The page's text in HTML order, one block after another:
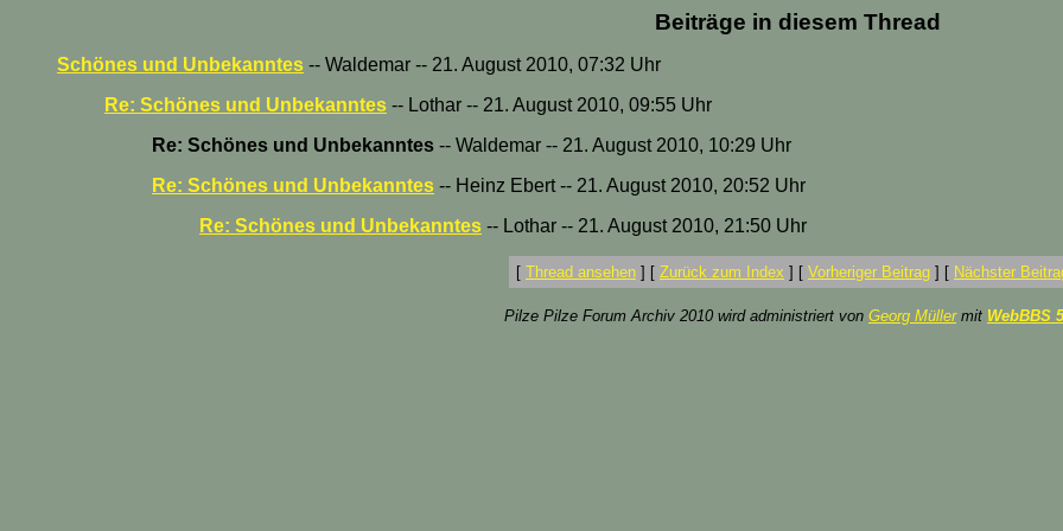
Beiträge in diesem Thread
Schönes und Unbekanntes -- Waldemar -- 21. August 2010, 07:32 Uhr
Re: Schönes und Unbekanntes -- Lothar -- 21. August 2010, 09:55 Uhr
Re: Schönes und Unbekanntes -- Waldemar -- 21. August 2010, 10:29 Uhr
Re: Schönes und Unbekanntes -- Heinz Ebert -- 21. August 2010, 20:52 Uhr
Re: Schönes und Unbekanntes -- Lothar -- 21. August 2010, 21:50 Uhr
[ Thread ansehen ] [ Zurück zum Index ] [ Vorheriger Beitrag ] [ Nächster
Pilze Pilze Forum Archiv 2010 wird administriert von Georg Müllermit WebBBS